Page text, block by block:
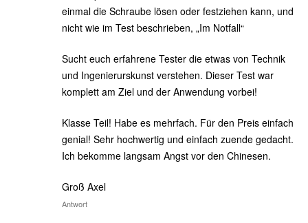
einmal die Schraube lösen oder festziehen kann, und
nicht wie im Test beschrieben, „Im Notfall“
Sucht euch erfahrene Tester die etwas von Technik
und Ingenierurskunst verstehen. Dieser Test war
komplett am Ziel und der Anwendung vorbei!
Klasse Teil! Habe es mehrfach. Für den Preis einfach
genial! Sehr hochwertig und einfach zuende gedacht.
Ich bekomme langsam Angst vor den Chinesen.
Groß Axel
Antwort